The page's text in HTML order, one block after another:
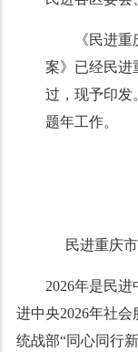
《民进
案》已经民进
过，现予印发
题年工作。
民进重庆
2026年是民
进中央2026年社
统战部“同心同行